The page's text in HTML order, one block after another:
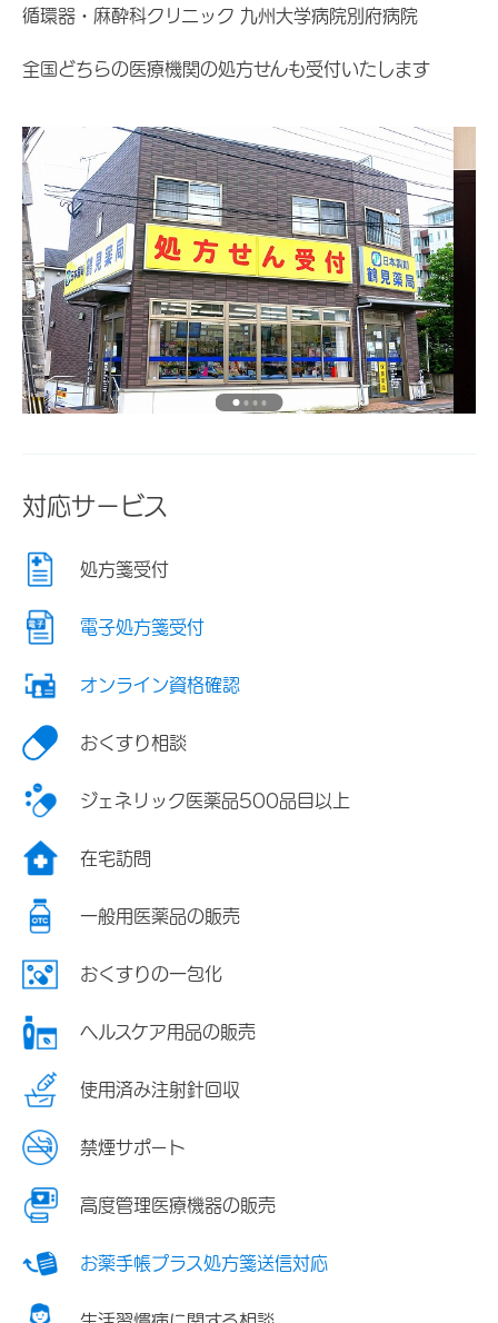
循環器・麻酔科クリニック 九州大学病院別府病院
全国どちらの医療機関の処方せんも受付いたします
対応サービス
処方箋受付
電子処方箋受付
オンライン資格確認
おくすり相談
ジェネリック医薬品500品目以上
在宅訪問
一般用医薬品の販売
おくすりの一包化
ヘルスケア用品の販売
使用済み注射針回収
禁煙サポート
高度管理医療機器の販売
お薬手帳プラス処方箋送信対応